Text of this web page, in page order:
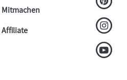
Mitmachen
Affiliate